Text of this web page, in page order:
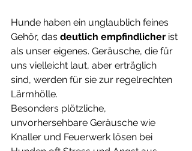
Hunde haben ein unglaublich feines
Gehör, das deutlich empfindlicher ist
als unser eigenes. Geräusche, die für
uns vielleicht laut, aber erträglich
sind, werden für sie zur regelrechten
Lärmhölle.
Besonders plötzliche,
unvorhersehbare Geräusche wie
Knaller und Feuerwerk lösen bei